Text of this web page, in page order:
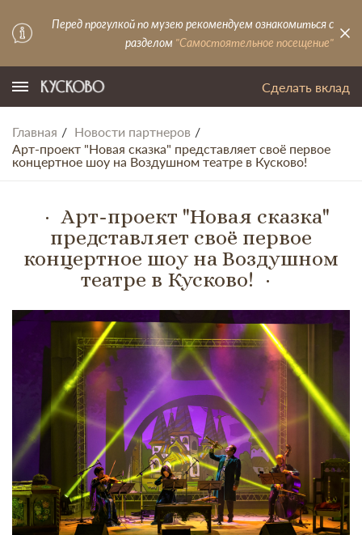
Перед прогулкой по музею рекомендуем ознакомиться с
разделом "Самостоятельное посещение"
Сделать вклад
Главная
Новости партнеров
Арт-проект "Новая сказка" представляет своё первое
концертное шоу на Воздушном театре в Кусково!
Арт-проект "Новая сказка"
представляет своё первое
концертное шоу на Воздушном
театре в Кусково!